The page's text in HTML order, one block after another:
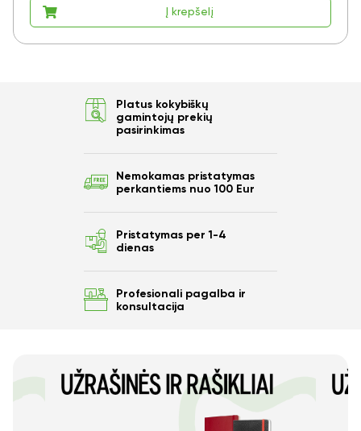
Į krepšelį
Platus kokybiškų
gamintojų prekių
pasirinkimas
Nemokamas pristatymas
perkantiems nuo 100 Eur
Pristatymas per 1-4
dienas
Profesionali pagalba ir
konsultacija